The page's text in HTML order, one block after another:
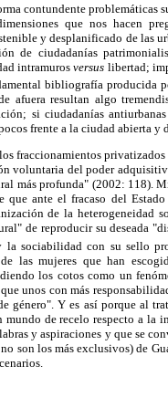
contundente problemáticas
que nos hacen
y desplanificado de las
de ciudadanías
intramurosversus libertad;
bibliografía producida
afuera resultan algo
si ciudadanías
frente a la ciudad abierta y
fraccionamientos
voluntaria del poder
más profunda" (2002: 118).
ante el fracaso del
de la heterogeneidad
de reproducir su deseada
la sociabilidad con su sello
de las mujeres que han
los cotos como un
unos con más
género". Y es así porque al
de recelo respecto a la
y aspiraciones y que se
son los más exclusivos) de